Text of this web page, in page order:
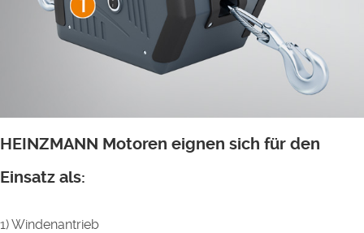
HEINZMANN Motoren eignen sich für den
Einsatz als:
1) Windenantrieb